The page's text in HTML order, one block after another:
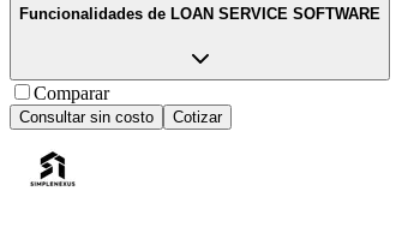
Funcionalidades de LOAN SERVICE SOFTWARE
Comparar
Consultar sin costo Cotizar